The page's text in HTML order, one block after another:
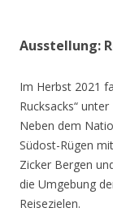
Ausstellung:
Im Herbst 2021
Rucksacks“
Neben dem
Südost-Rügen
Zicker Bergen
die Umgebung
Reisezielen.